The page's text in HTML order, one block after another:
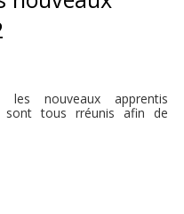
les nouveaux apprentis
sont tous rréunis afin de